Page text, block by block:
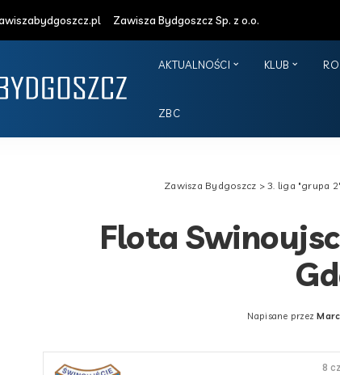
Zawisza Bydgoszcz Sp. z o.o.
AKTUALNOŚCI KLUB
ZBC
Zawisza Bydgoszcz >3. liga "grupa 2"
Flota
Posted
Napisane przez
8